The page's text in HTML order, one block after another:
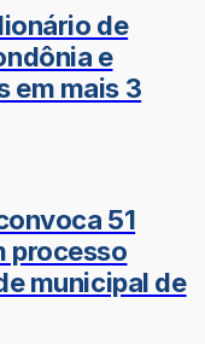
de
e
em mais 3
51
processo
municipal de